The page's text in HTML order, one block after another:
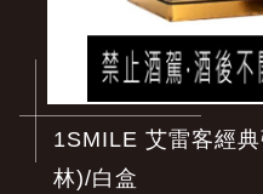
1SMILE 艾雷客經
林)/白盒